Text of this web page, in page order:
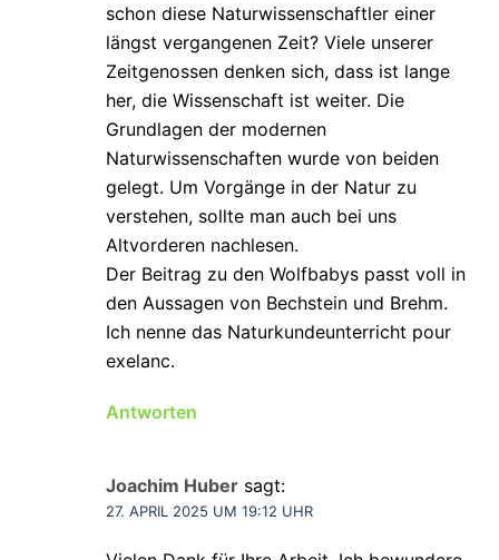
schon diese Naturwissenschaftler einer
längst vergangenen Zeit? Viele unserer
Zeitgenossen denken sich, dass ist lange
her, die Wissenschaft ist weiter. Die
Grundlagen der modernen
Naturwissenschaften wurde von beiden
gelegt. Um Vorgänge in der Natur zu
verstehen, sollte man auch bei uns
Altvorderen nachlesen.
Der Beitrag zu den Wolfbabys passt voll in
den Aussagen von Bechstein und Brehm.
Ich nenne das Naturkundeunterricht pour
exelanc.
Antworten
Joachim Huber sagt:
27. APRIL 2025 UM 19:12 UHR